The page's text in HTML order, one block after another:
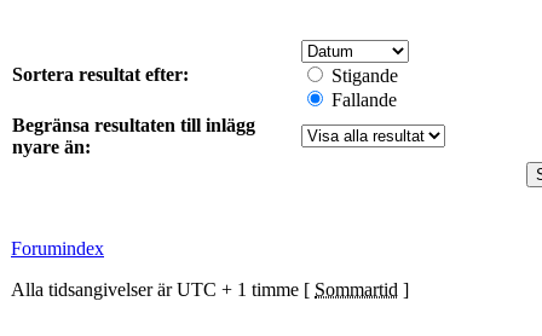
Sortera resultat efter:
Stigande
Fallande
Begränsa resultaten till inlägg
nyare än:
Forumindex
Alla tidsangivelser är UTC + 1 timme [ Sommartid ]